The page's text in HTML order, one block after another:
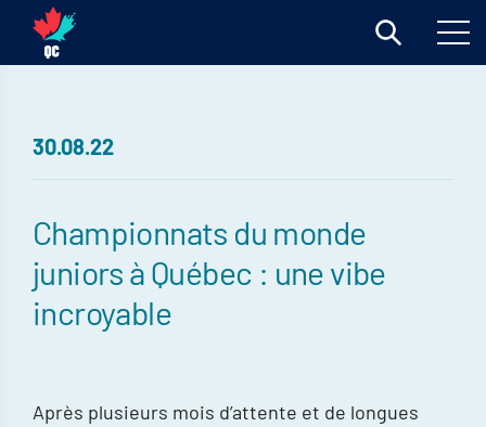
30.08.22
Championnats du monde
juniors à Québec : une vibe
incroyable
Après plusieurs mois d’attente et de longues